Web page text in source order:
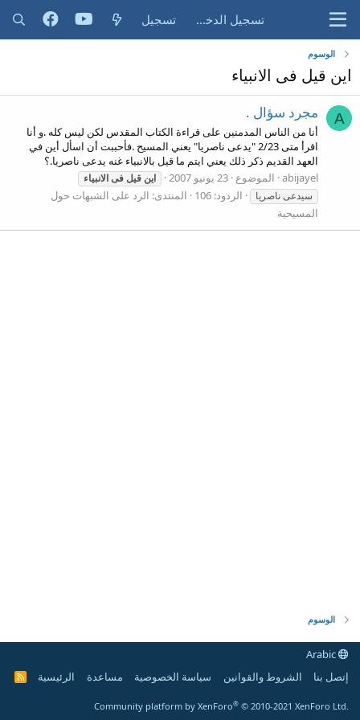
تسجيل الدخول تسجيل
الوسوم
اين قيل فى الانبياء
A مجرد سؤال .
أنا من الناس المدمنين على قراءة الكتاب المقدس لكن ليس كله .و أنا
اقرأ متى 2/23 "يدعى ناصريا" يعني المسيح .فأحببت أن اسأل أين في
العهد القديم ذكر ذلك يعني ايتم ما قيل بالانبياء غنه يدعى ناصريا.؟
abijayel الموضوع 23 يونيو 2007 اين قيل فىالانبياء
سيدعى ناصريا
الردود: 106 المنتدى: الرد على الشبهات حول
المسيحية
الوسوم
إتصل بنا
الشروط والقوانين سياسة الخصوصية مساعدة الرئيسية
R
Community platform by XenForo® © 2010-2021 XenForo Ltd.